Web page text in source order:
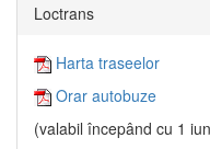
Loctrans
Harta traseelor
Orar autobuze
(valabil începând cu 1